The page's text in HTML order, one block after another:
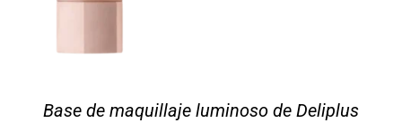
Base de maquillaje luminoso de Deliplus